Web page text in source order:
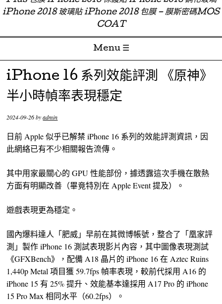
iPhone 2018 玻璃貼 iPhone 2018 包膜 – 膜斯密碼MOS
COAT
Menu ☰
Skip to content
iPhone 16 系列效能評測 《原神》
半小時幀率表現穩定
2024-09-26byadmin
日前 Apple 似乎已解禁 iPhone 16 系列的效能評測資訊，因
此網絡已有不少相關報告流傳。
其中用家最關心的 GPU 性能部份，據透露這次手機在散熱
方面有明顯改善（畢竟特別在 Apple Event 提及）。
遊戲表現更為穩定。
國內爆料達人「肥威」早前在其微博帳號，整合了「凰家評
測」製作 iPhone 16 測試表現影片內容，其中圖像表現測試
《GFXBench》，配備 A18 晶片的 iPhone 16 在 Aztec Ruins
1,440p Metal 項目獲 59.7fps 幀率表現，較前代採用 A16 的
iPhone 15 有 25% 提升、效能基本達採用 A17 Pro 的 iPhone
15 Pro Max 相同水平（60.2fps）。